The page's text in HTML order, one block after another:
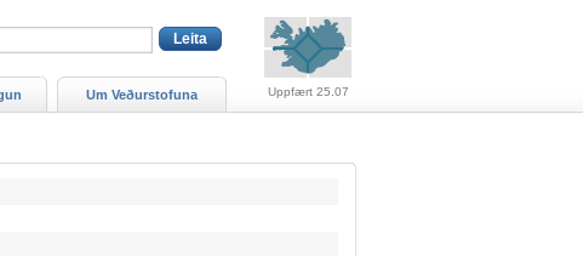
Um Veðurstofuna Uppfært 25.07